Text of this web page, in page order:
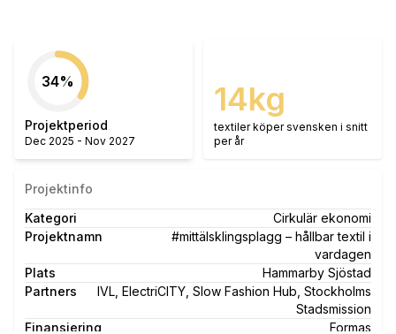
34%
Projektperiod
Dec 2025 - Nov 2027
14kg
textiler köper svensken i snitt
per år
Projektinfo
Kategori
Cirkulär ekonomi
Projektnamn
#mittälsklingsplagg – hållbar textil i
vardagen
Plats
Hammarby Sjöstad
Partners
IVL, ElectriCITY, Slow Fashion Hub, Stockholms
Stadsmission
Finansiering
Formas